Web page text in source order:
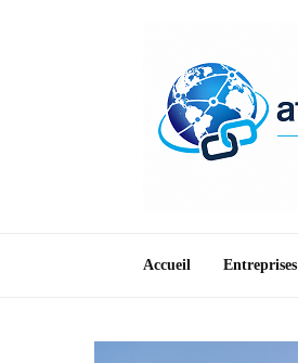
Accueil Entreprises